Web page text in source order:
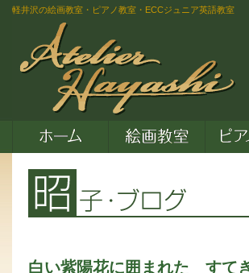
軽井沢の絵画教室・ピアノ教室・ECCジュニア英語教室
白い紫陽花に囲まれた すて